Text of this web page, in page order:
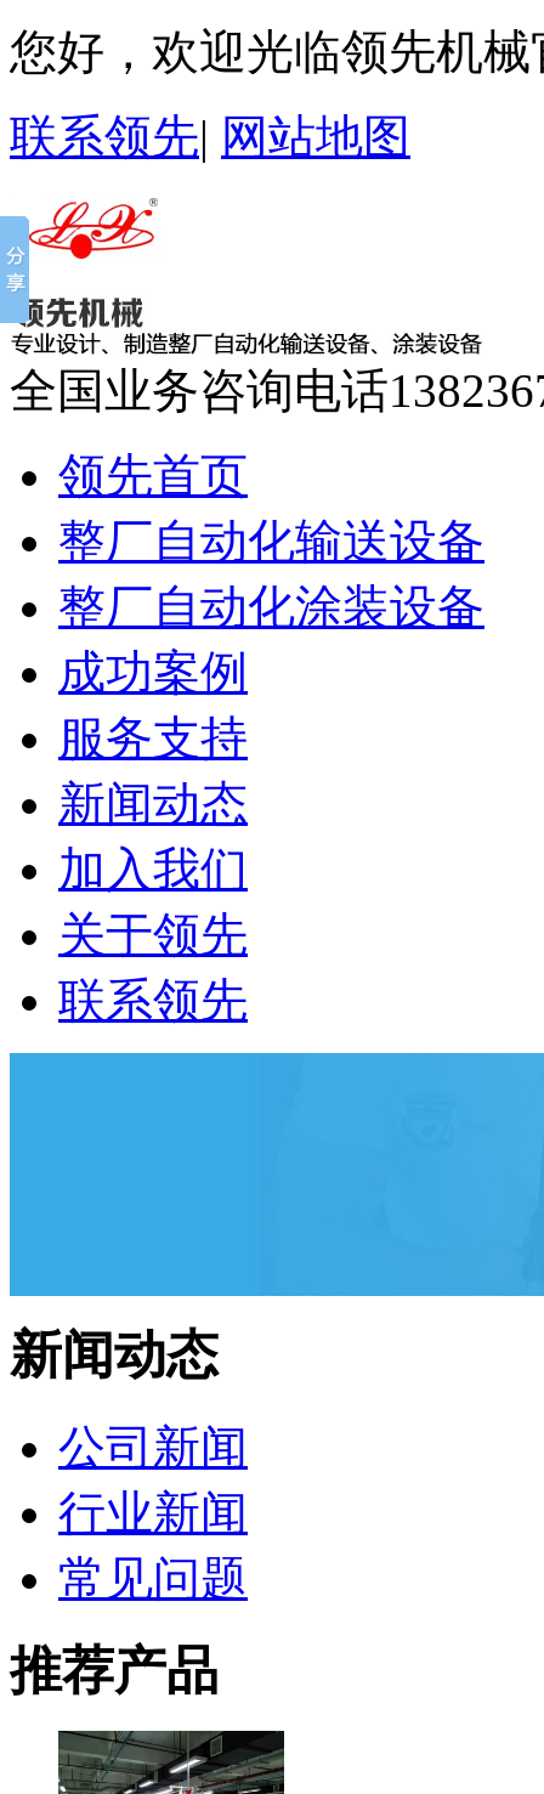
您好，欢迎光临领先机械
联系领先| 网站地图
全国业务咨询电话
领先首页
整厂自动化输送设备
整厂自动化涂装设备
成功案例
服务支持
新闻动态
加入我们
关于领先
联系领先
新闻动态
公司新闻
行业新闻
常见问题
推荐产品